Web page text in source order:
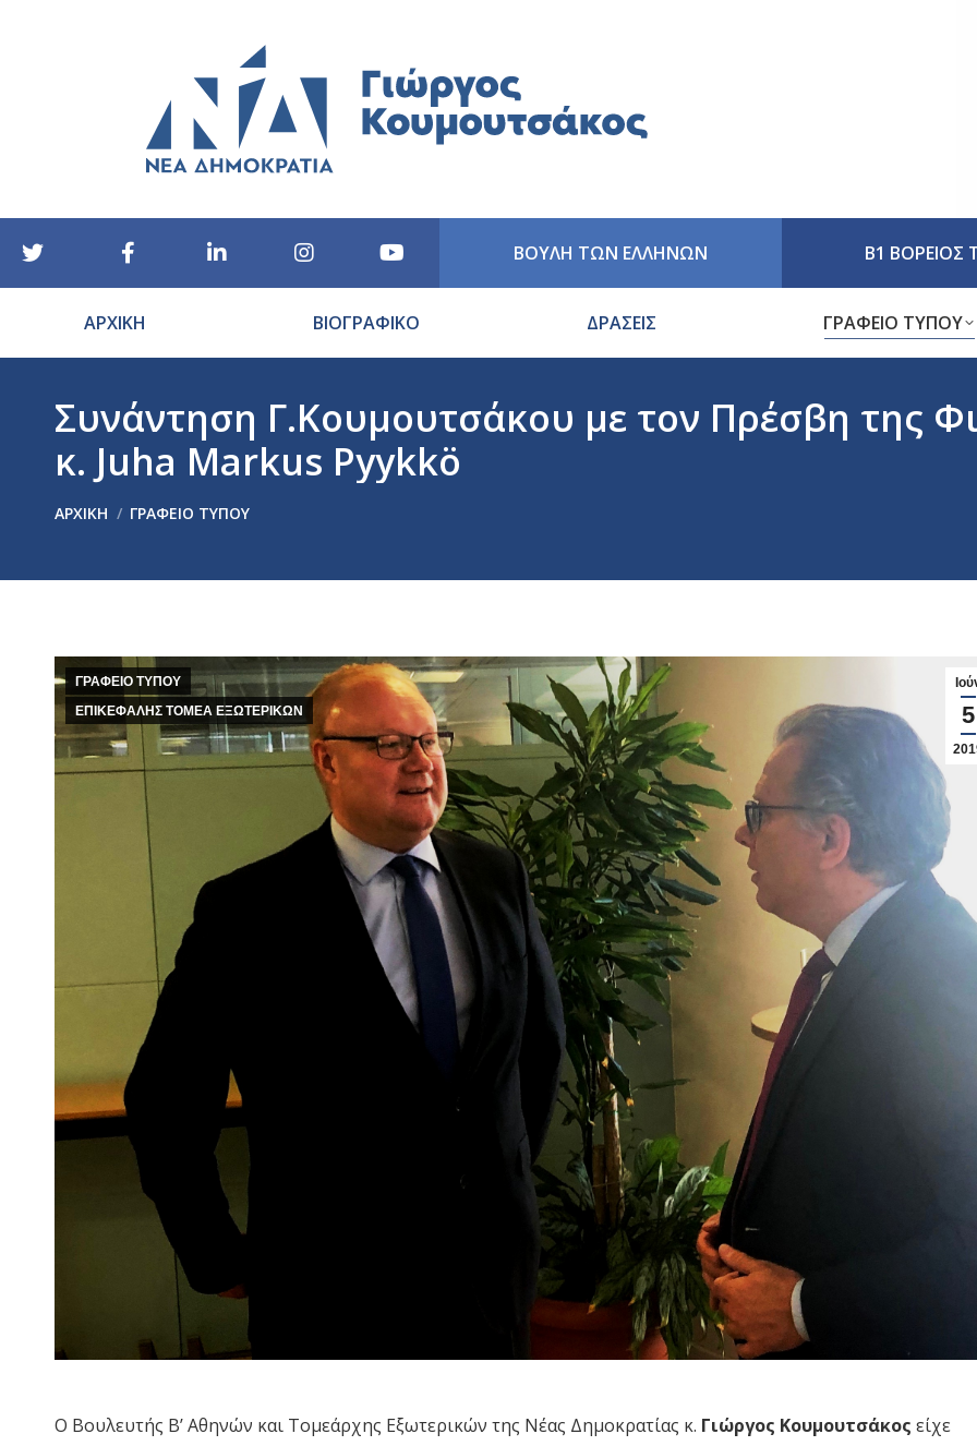
ΒΟΥΛΗ ΤΩΝ ΕΛΛΗΝΩΝ Β1 ΒΟΡΕΙΟΣ
ΑΡΧΙΚΗ ΒΙΟΓΡΑΦΙΚΟ ΔΡΑΣΕΙΣ ΓΡΑΦΕΙΟ ΤΥΠΟΥ
Συνάντηση Γ.Κουμουτσάκου με τον Πρέσβη της
κ. Juha Markus Pyykkö
ΑΡΧΙΚΉ ΓΡΑΦΕΙΟ ΤΥΠΟΥ
5
ΓΡΑΦΕΙΟ ΤΥΠΟΥ
ΕΠΙΚΕΦΑΛΗΣ ΤΟΜΕΑ ΕΞΩΤΕΡΙΚΩΝ
Ο Βουλευτής Β’ Αθηνών και Τομεάρχης Εξωτερικών της Νέας Δημοκρατίας κ. Γιώργος Κουμουτσάκος είχε